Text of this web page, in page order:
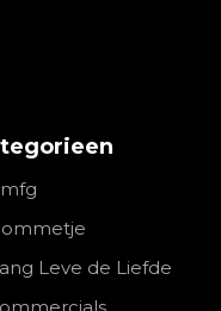
Leve de Liefde